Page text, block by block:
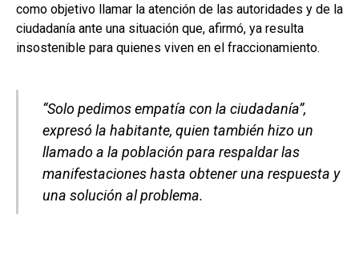
como objetivo llamar la atención de las autoridades y de la
ciudadanía ante una situación que, afirmó, ya resulta
insostenible para quienes viven en el fraccionamiento.
“Solo pedimos empatía con la ciudadanía”,
expresó la habitante, quien también hizo un
llamado a la población para respaldar las
manifestaciones hasta obtener una respuesta y
una solución al problema.